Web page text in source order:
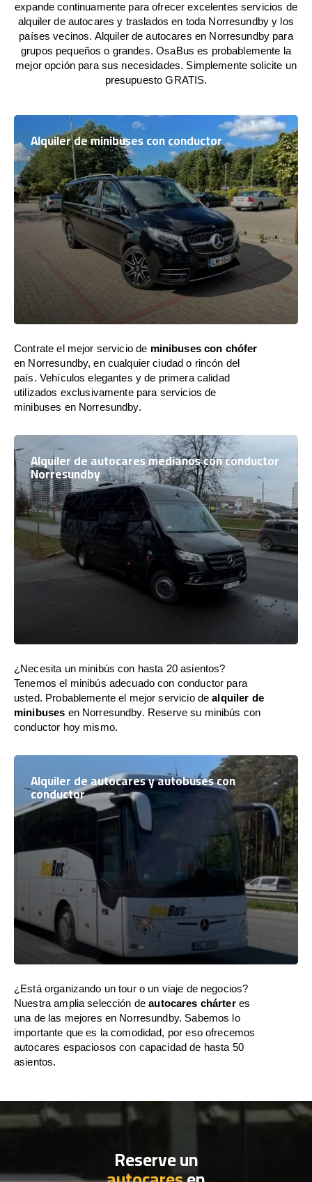
expande continuamente para ofrecer excelentes servicios de
alquiler de autocares y traslados en toda Norresundby y los
países vecinos. Alquiler de autocares en Norresundby para
grupos pequeños o grandes. OsaBus es probablemente la
mejor opción para sus necesidades. Simplemente solicite un
presupuesto GRATIS.
Alquiler de minibuses con conductor
Contrate el mejor servicio de minibuses con chófer
en Norresundby, en cualquier ciudad o rincón del
país. Vehículos elegantes y de primera calidad
utilizados exclusivamente para servicios de
minibuses en Norresundby.
Alquiler de autocares medianos con conductor
Norresundby
¿Necesita un minibús con hasta 20 asientos?
Tenemos el minibús adecuado con conductor para
usted. Probablemente el mejor servicio dealquiler de
minibuses en Norresundby. Reserve su minibús con
conductor hoy mismo.
Alquiler de autocares y autobuses con
conductor
¿Está organizando un tour o un viaje de negocios?
Nuestra amplia selección deautocares chárteres
una de las mejores en Norresundby. Sabemos lo
importante que es la comodidad, por eso ofrecemos
autocares espaciosos con capacidad de hasta 50
asientos.
Reserve un